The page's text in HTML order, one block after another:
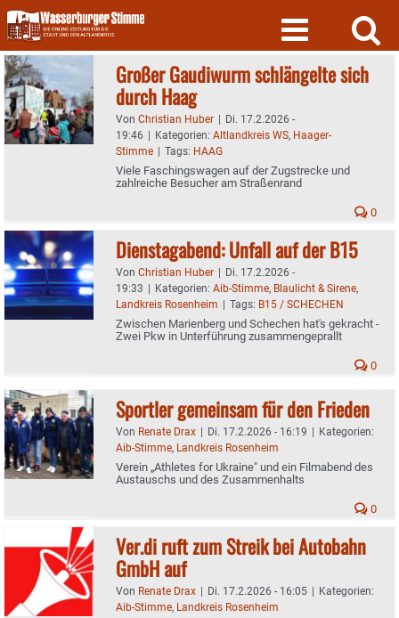
Skip
to
content
Großer Gaudiwurm schlängelte sich
durch Haag
Von Christian Huber | Di. 17.2.2026 -
19:46 | Kategorien: Altlandkreis WS, Haager-
Stimme | Tags: HAAG
Viele Faschingswagen auf der Zugstrecke und
zahlreiche Besucher am Straßenrand
0
Dienstagabend: Unfall auf der B15
Von Christian Huber | Di. 17.2.2026 -
19:33 | Kategorien: Aib-Stimme, Blaulicht & Sirene,
Landkreis Rosenheim | Tags: B15 / SCHECHEN
Zwischen Marienberg und Schechen hat's gekracht -
Zwei Pkw in Unterführung zusammengeprallt
0
Sportler gemeinsam für den Frieden
Von Renate Drax | Di. 17.2.2026 - 16:19 | Kategorien:
Aib-Stimme, Landkreis Rosenheim
Verein „Athletes for Ukraine" und ein Filmabend des
Austauschs und des Zusammenhalts
0
Ver.di ruft zum Streik bei Autobahn
GmbH auf
Von Renate Drax | Di. 17.2.2026 - 16:05 | Kategorien:
Aib-Stimme, Landkreis Rosenheim